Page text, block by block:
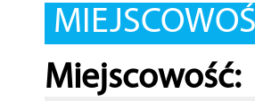
Miejscowość: